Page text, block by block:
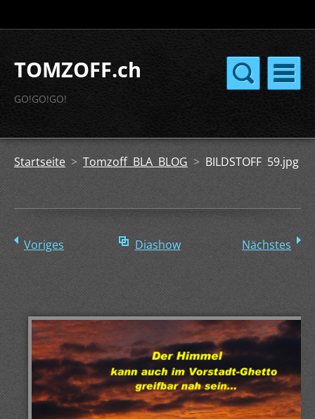
TOMZOFF.ch
GO!GO!GO!
Startseite > Tomzoff BLA BLOG > BILDSTOFF 59.jpg
Voriges Diashow Nächstes